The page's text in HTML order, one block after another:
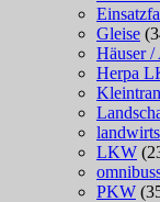
Gleise
Häuser /
Herpa
LKW
PKW